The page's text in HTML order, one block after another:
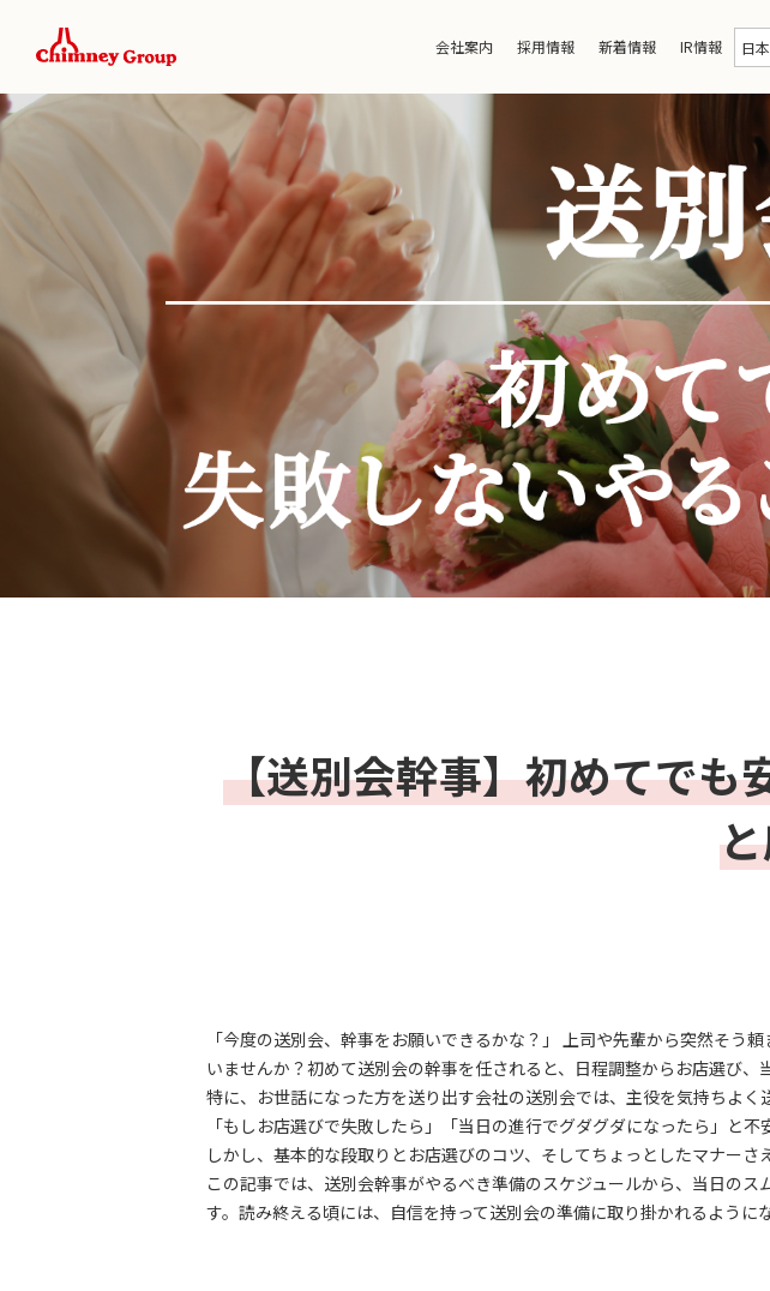
会社案内 採用情報 新着情報 IR情報 日
【送別会幹事】初めてでも
「今度の送別会、幹事をお願いできるかな？」 上司や先輩から突然そう
いませんか？初めて送別会の幹事を任されると、日程調整からお店選び、
特に、お世話になった方を送り出す会社の送別会では、主役を気持ちよ
「もしお店選びで失敗したら」「当日の進行でグダグダになったら」と不
しかし、基本的な段取りとお店選びのコツ、そしてちょっとしたマナー
この記事では、送別会幹事がやるべき準備のスケジュールから、当日の
す。読み終える頃には、自信を持って送別会の準備に取り掛かれるように